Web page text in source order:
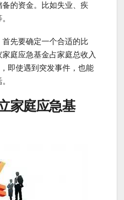
的资金。比如失业、疾
先要确定一个合适的比
庭应急基金占家庭总收入
即使遇到突发事件，也能
家庭应急基